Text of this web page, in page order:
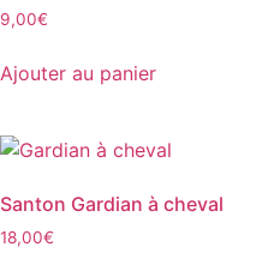
9,00€
Ajouter au panier
Santon Gardian à cheval
18,00€